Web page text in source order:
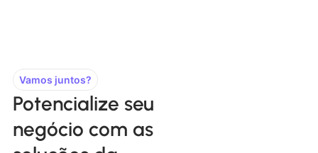
Vamos juntos?
Potencialize seu
negócio com as